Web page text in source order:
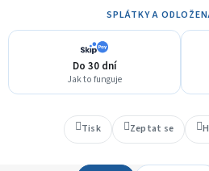
SPLÁTKY A
Do 30 dní
Jak to funguje
Tisk Zeptat se